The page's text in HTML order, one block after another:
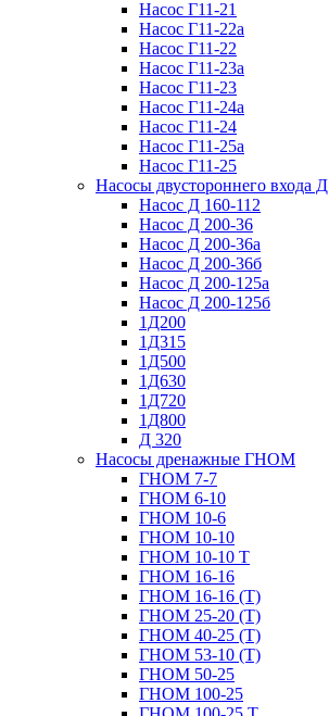
Насос Г11-21
Насос Г11-22а
Насос Г11-22
Насос Г11-23а
Насос Г11-23
Насос Г11-24а
Насос Г11-24
Насос Г11-25а
Насос Г11-25
Насосы двустороннего входа Д
Насос Д 160-112
Насос Д 200-36
Насос Д 200-36а
Насос Д 200-36б
Насос Д 200-125а
Насос Д 200-125б
1Д200
1Д315
1Д500
1Д630
1Д720
1Д800
Д 320
Насосы дренажные ГНОМ
ГНОМ 7-7
ГНОМ 6-10
ГНОМ 10-6
ГНОМ 10-10
ГНОМ 10-10 Т
ГНОМ 16-16
ГНОМ 16-16 (Т)
ГНОМ 25-20 (Т)
ГНОМ 40-25 (Т)
ГНОМ 53-10 (Т)
ГНОМ 50-25
ГНОМ 100-25